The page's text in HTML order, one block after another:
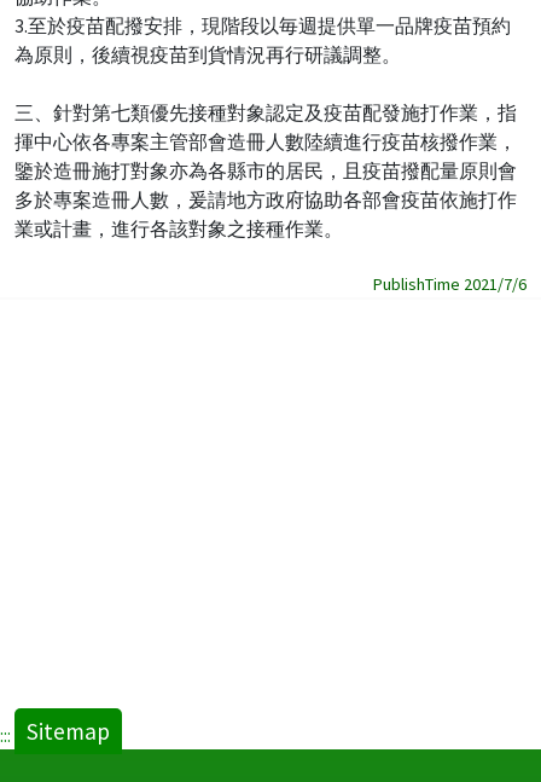
3.至於疫苗配撥安排，現階段以毎週提供單一品牌疫苗預約
為原則，後續視疫苗到貨情況再行研議調整。
三、針對第七類優先接種對象認定及疫苗配發施打作業，指
揮中心依各專案主管部會造冊人數陸續進行疫苗核撥作業，
鑒於造冊施打對象亦為各縣市的居民，且疫苗撥配量原則會
多於專案造冊人數，爰請地方政府協助各部會疫苗依施打作
業或計畫，進行各該對象之接種作業。
PublishTime 2021/7/6
::: Sitemap